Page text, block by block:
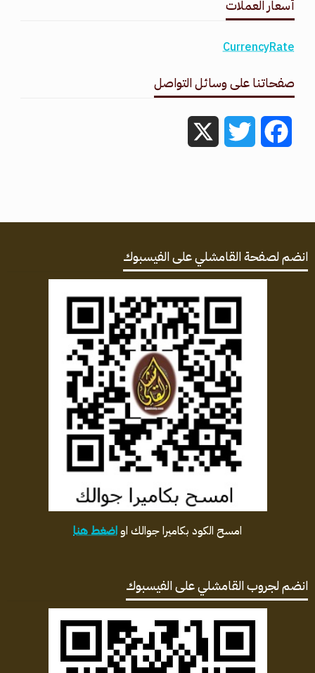
أسعار العملات
CurrencyRate
صفحاتنا على وسائل التواصل
Facebook
Twitter
انضم لصفحة القامشلي على الفيسبوك
امسح الكود بكاميرا جوالك اواضغط هنا
انضم لجروب القامشلي على الفيسبوك